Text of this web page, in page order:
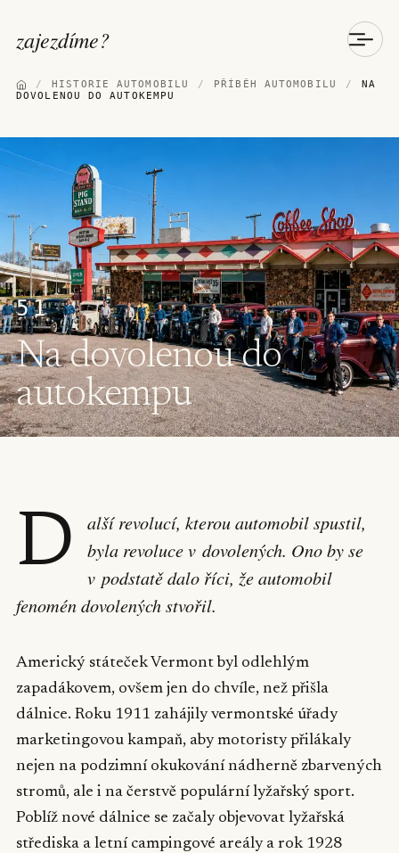
zajezdíme?
/ HISTORIE AUTOMOBILU / PŘÍBĚH AUTOMOBILU /
NA
DOVOLENOU DO AUTOKEMPU
51
Na dovolenou do
autokempu
D
alší revolucí, kterou automobil spustil,
byla revoluce v dovolených. Ono by se
v podstatě dalo říci, že automobil
fenomén dovolených stvořil.
Americký státeček Vermont byl odlehlým
zapadákovem, ovšem jen do chvíle, než přišla
dálnice. Roku 1911 zahájily vermontské úřady
marketingovou kampaň, aby motoristy přilákaly
nejen na podzimní okukování nádherně zbarvených
stromů, ale i na čerstvě populární lyžařský sport.
Poblíž nové dálnice se začaly objevovat lyžařská
střediska a letní campingové areály a rok 1928